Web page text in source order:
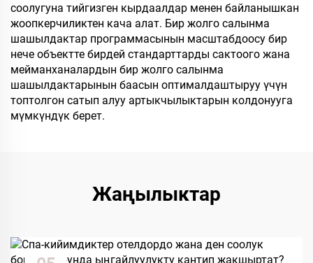
соолугуна тийгизген кырдаалдар менен байланышкан
жоопкерчиликтен кача алат. Бир жолго салынма
шашылдактар программасынын масштабдоосу бир
нече объектте бирдей стандарттарды сактоого жана
мейманханалардын бир жолго салынма
шашылдактарынын баасын оптималдаштыруу үчүн
топтолгон сатып алуу артыкчылыктарын колдонууга
мүмкүндүк берет.
Жаңылыктар